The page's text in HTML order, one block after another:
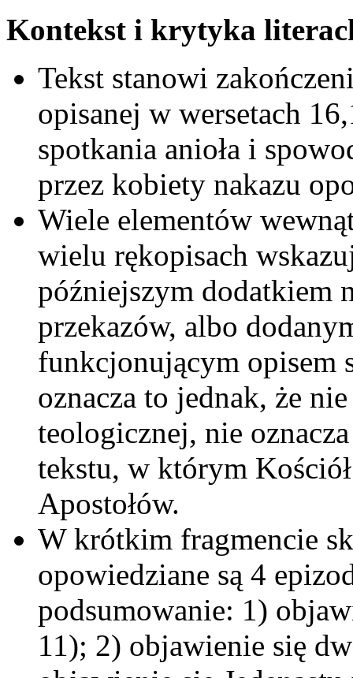
Kontekst i krytyka
Tekst stanowi
opisanej w wersetach
spotkania anioła i
przez kobiety nakazu
Wiele elementów
wielu rękopisach
późniejszym dodatkiem
przekazów, albo
funkcjonującym opisem
oznacza to jednak, że
teologicznej, nie
tekstu, w którym Kościół
Apostołów.
W krótkim fragmencie
opowiedziane są 4
podsumowanie: 1)
11); 2) objawienie się